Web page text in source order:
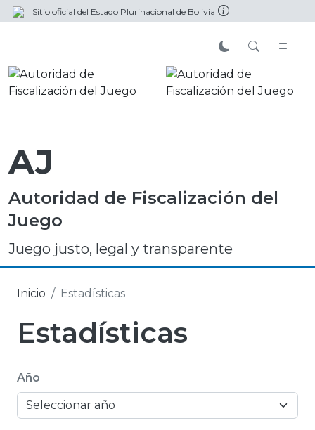
Sitio oficial del Estado Plurinacional de Bolivia
AJ
Autoridad de Fiscalización del
Juego
Juego justo, legal y transparente
Inicio Estadísticas
Estadísticas
Año